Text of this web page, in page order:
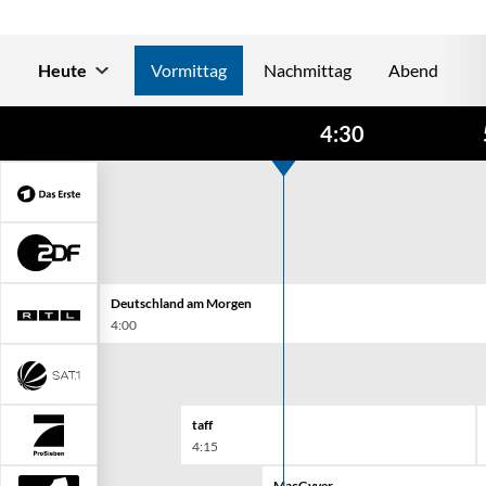
Heute Vormittag Nachmittag Abend
4:30
Deutschland am Morgen
4:00
taff
4:15